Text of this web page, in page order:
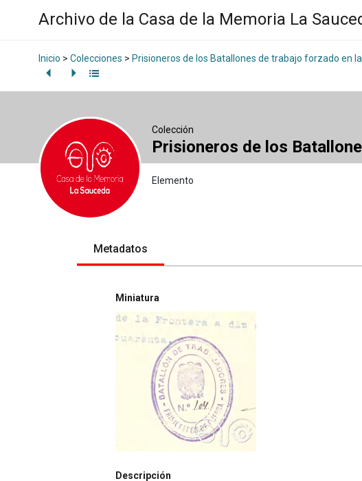
Archivo de la Casa de la Memoria La
Inicio > Colecciones > Prisioneros de los Batallones de trabajo forzado en
Colección
Prisioneros de los
Elemento
Metadatos
Miniatura
Descripción